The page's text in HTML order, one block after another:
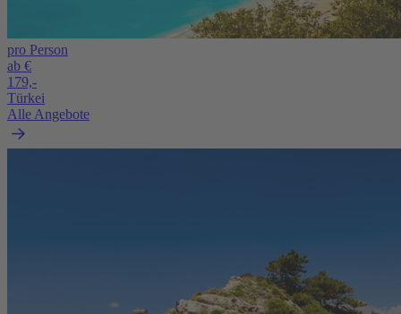
pro Person
ab €
179,-
Türkei
Alle Angebote